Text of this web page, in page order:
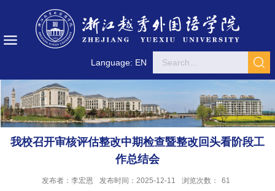
Language: EN
我校召开审核评估整改中期检查暨整改回头看阶段工
作总结会
发布者：李宏恩 发布时间：2025-12-11 浏览次数： 61